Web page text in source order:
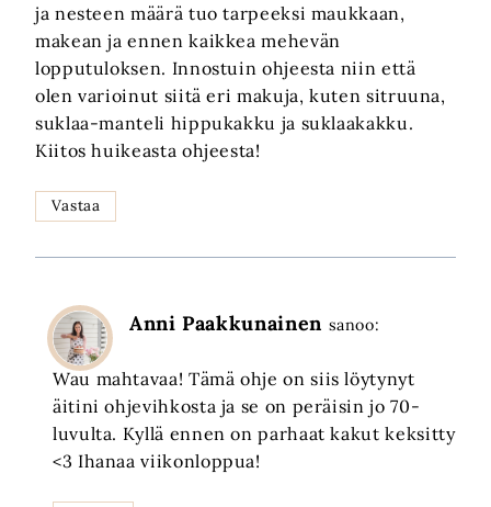
ja nesteen määrä tuo tarpeeksi maukkaan,
makean ja ennen kaikkea mehevän
lopputuloksen. Innostuin ohjeesta niin että
olen varioinut siitä eri makuja, kuten sitruuna,
suklaa-manteli hippukakku ja suklaakakku.
Kiitos huikeasta ohjeesta!
Vastaa
Anni Paakkunainen sanoo:
Wau mahtavaa! Tämä ohje on siis löytynyt
äitini ohjevihkosta ja se on peräisin jo 70-
luvulta. Kyllä ennen on parhaat kakut keksitty
<3 Ihanaa viikonloppua!